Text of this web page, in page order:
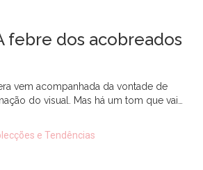
febre dos acobreados
vem acompanhada da vontade de
do visual. Mas há um tom que vai…
e Tendências